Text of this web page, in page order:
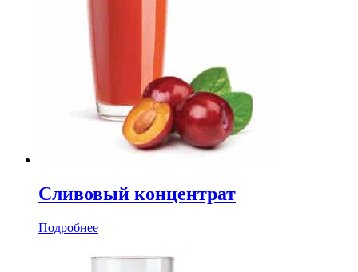
Сливовый концентрат
Подробнее